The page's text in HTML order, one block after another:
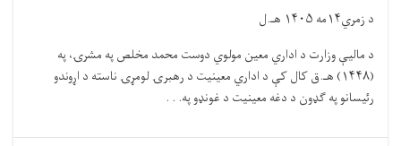
د زمري۱۴مه ۱۴۰۵ هـ.ل
د مالیې وزارت د اداري معین مولوي دوست محمد مخلص په مشرۍ، په
(۱۴۴۸) هـ.ق کال کې د اداري معینیت د رهبرۍ لومړۍ ناسته د اړوندو
رئیسانو په ګډون د دغه معینیت د غونډو په. . .